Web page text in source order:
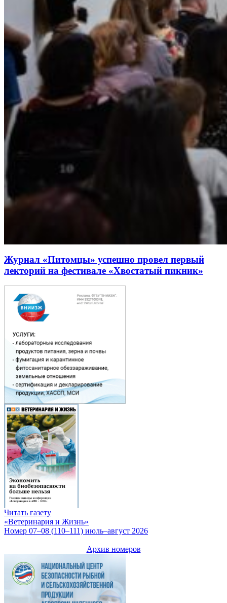
Журнал «Питомцы» успешно провел первый
лекторий на фестивале «Хвостатый пикник»
Читать газету
«Ветеринария и Жизнь»
Номер 07–08 (110–111) июль–август 2026
Архив номеров